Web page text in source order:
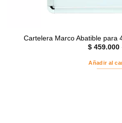
Cartelera Marco Abatible para
$ 459.000
Añadir al